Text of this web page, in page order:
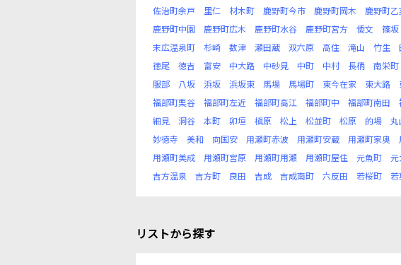
佐治町余戸
里仁 材木町 鹿野町今市 鹿野町岡木 鹿野町乙
鹿野町中園
鹿野町広木 鹿野町水谷 鹿野町宮方 倭文 篠坂
末広温泉町
杉崎 数津 瀬田蔵 双六原 高住 滝山 竹生
徳尾
徳吉 富安 中大路 中砂見 中町 中村 長柄 南栄町
服部
八坂 浜坂 浜坂東 馬場 馬場町 東今在家 東大路
福部町栗谷
福部町左近 福部町高江 福部町中 福部町南田
細見
洞谷 本町 卯垣 槇原 松上 松並町 松原 的場 丸
妙徳寺
美和 向国安 用瀬町赤波 用瀬町安蔵 用瀬町家奥
用瀬町美成
用瀬町宮原 用瀬町用瀬 用瀬町屋住 元魚町 元
吉方温泉
吉方町 良田 吉成 吉成南町 六反田 若桜町 若
リストから探す